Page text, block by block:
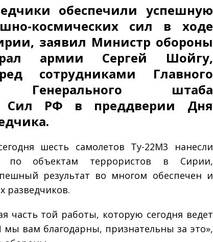
обеспечили успешную
космических сил в ходе
заявил Министр обороны
армии Сергей Шойгу,
сотрудниками Главного
Генерального штаба
Сил РФ в преддверии Дня
шесть самолетов Ту-22М3 нанесли
по объектам террористов в Сирии,
результат во многом обеспечен и
разведчиков.
часть той работы, которую сегодня ведет
мы вам благодарны, признательны за это»,